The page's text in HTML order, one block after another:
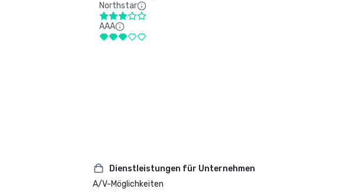
Northstar
AAA
Dienstleistungen für Unternehmen
A/V-Möglichkeiten